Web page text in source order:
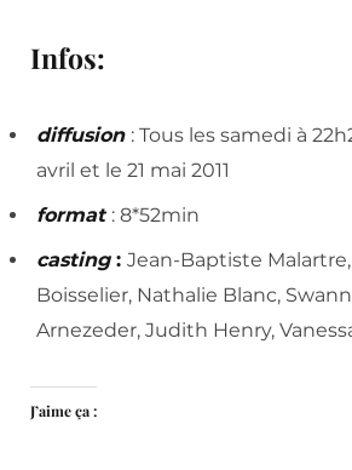
Infos:
diffusion : Tous les samedi à
avril et le 21 mai 2011
format : 8*52min
casting : Jean-Baptiste
Boisselier, Nathalie Blanc,
Arnezeder, Judith Henry,
J’aime ça :